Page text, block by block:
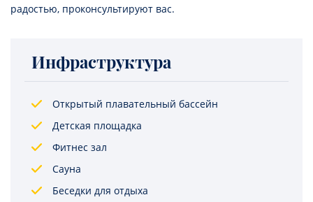
радостью, проконсультируют вас.
Инфраструктура
Открытый плавательный бассейн
Детская площадка
Фитнес зал
Сауна
Беседки для отдыха